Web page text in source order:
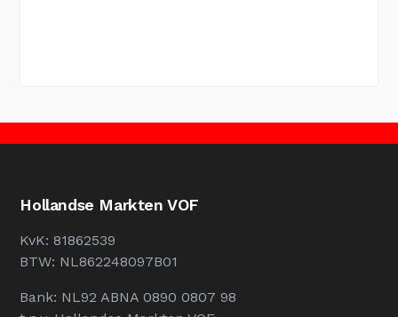
Hollandse Markten VOF
KvK: 81862539
BTW: NL862248097B01
Bank: NL92 ABNA 0890 0807 98